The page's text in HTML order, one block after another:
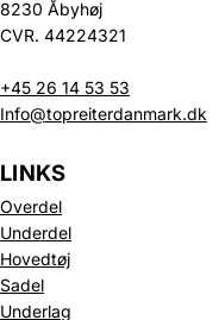
8230 Åbyhøj
CVR. 44224321
+45 26 14 53 53
Info@topreiterdanmark.dk
LINKS
Overdel
Underdel
Hovedtøj
Sadel
Underlag